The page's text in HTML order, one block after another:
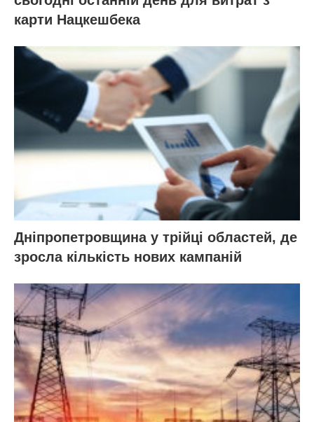
карти Нацкешбека
Дніпропетровщина у трійці областей, де
зросла кількість нових кампаній